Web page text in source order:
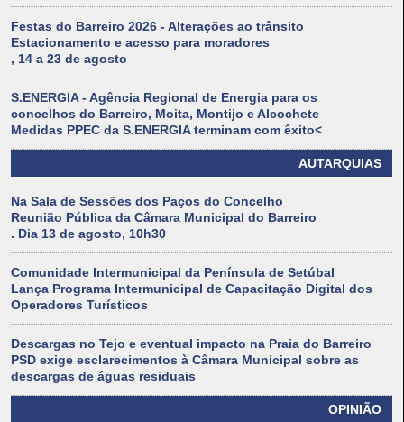
Festas do Barreiro 2026 - Alterações ao trânsito
Estacionamento e acesso para moradores
, 14 a 23 de agosto
S.ENERGIA - Agência Regional de Energia para os
concelhos do Barreiro, Moita, Montijo e Alcochete
Medidas PPEC da S.ENERGIA terminam com êxito<
AUTARQUIAS
Na Sala de Sessões dos Paços do Concelho
Reunião Pública da Câmara Municipal do Barreiro
. Dia 13 de agosto, 10h30
Comunidade Intermunicipal da Península de Setúbal
Lança Programa Intermunicipal de Capacitação Digital dos
Operadores Turísticos
Descargas no Tejo e eventual impacto na Praia do Barreiro
PSD exige esclarecimentos à Câmara Municipal sobre as
descargas de águas residuais
OPINIÃO